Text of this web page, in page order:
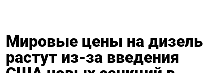
Мировые цены на дизель
растут из-за введения